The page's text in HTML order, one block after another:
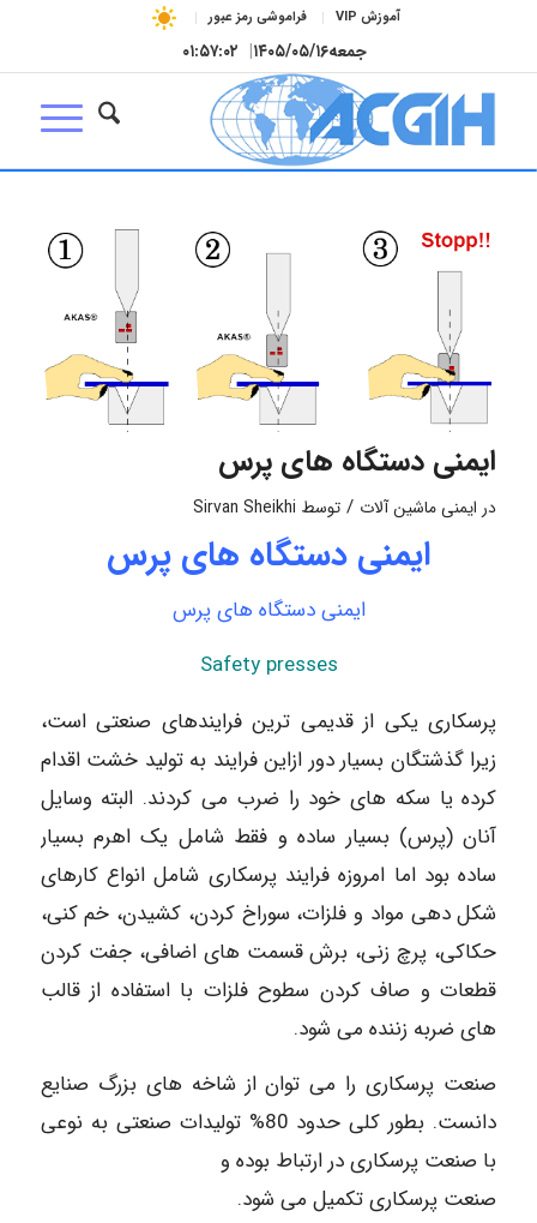
آموزش VIP فراموشی رمز عبور
جمعه۱۴۰۵/۰۵/۱۶| ۰۱:۵۷:۰۳
ایمنی دستگاه های پرس
در ایمنی ماشین آلات / توسط Sirvan Sheikhi
ایمنی دستگاه های پرس
ایمنی دستگاه های پرس
Safety presses
پرسکاری یکی از قدیمی ترین فرایندهای صنعتی است،
زیرا گذشتگان بسیار دور ازاین فرایند به تولید خشت اقدام
کرده یا سکه های خود را ضرب می کردند. البته وسایل
آنان (پرس) بسیار ساده و فقط شامل یک اهرم بسیار
ساده بود اما امروزه فرایند پرسکاری شامل انواع کارهای
شکل دهی مواد و فلزات، سوراخ کردن، کشیدن، خم کنی،
حکاکی، پرچ زنی، برش قسمت های اضافی، جفت کردن
قطعات و صاف کردن سطوح فلزات با استفاده از قالب
های ضربه زننده می شود.
صنعت پرسکاری را می توان از شاخه های بزرگ صنایع
دانست. بطور کلی حدود 80% تولیدات صنعتی به نوعی
با صنعت پرسکاری در ارتباط بوده و
صنعت پرسکاری تکمیل می شود.